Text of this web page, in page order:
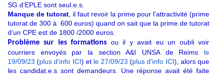
SG d’EPLE sont seul.e.s.
Manque de tutorat , il faut revoir la prime pour l’attractivité (prime
tutorat de 300 à 600 euros) quand on sait que la prime de tutorat
d’un CPE est de 1800 /2000 euros.
Problème sur les formations ou il y avait eu un oubli voir
courriers envoyés par la section A&I UNSA de Reims le
19/09/23 (plus d'info ICI) et le 27/09/23 (plus d'info ICI), alors que
les candidat.e.s sont demandeurs. Une réponse avait été faite